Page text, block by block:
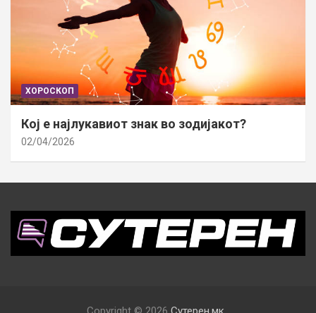
ХОРОСКОП
Кој е најлукавиот знак во зодијакот?
02/04/2026